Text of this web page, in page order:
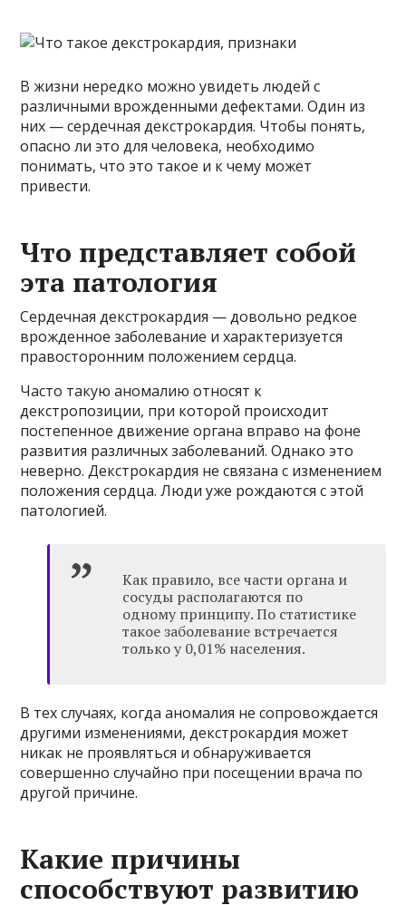
В жизни нередко можно увидеть людей с
различными врожденными дефектами. Один из
них — сердечная декстрокардия. Чтобы понять,
опасно ли это для человека, необходимо
понимать, что это такое и к чему может
привести.
Что представляет собой
эта патология
Сердечная декстрокардия — довольно редкое
врожденное заболевание и характеризуется
правосторонним положением сердца.
Часто такую ​​аномалию относят к
декстропозиции, при которой происходит
постепенное движение органа вправо на фоне
развития различных заболеваний. Однако это
неверно. Декстрокардия не связана с изменением
положения сердца. Люди уже рождаются с этой
патологией.
Как правило, все части органа и
сосуды располагаются по
одному принципу. По статистике
такое заболевание встречается
только у 0,01% населения.
В тех случаях, когда аномалия не сопровождается
другими изменениями, декстрокардия может
никак не проявляться и обнаруживается
совершенно случайно при посещении врача по
другой причине.
Какие причины
способствуют развитию